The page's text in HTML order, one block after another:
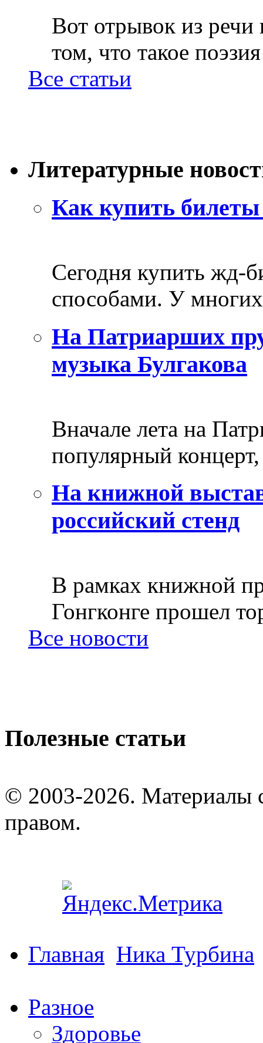
Вот отрывок из
том, что такое
Все статьи
Литературные
Как купить билеты
Сегодня купить жд-
способами. У
На Патриарших
музыка Булгакова
Вначале лета на
популярный
На книжной
российский стенд
В рамках книжной
Гонгконге прошел
Все новости
Полезные статьи
© 2003-2026. Материалы
правом.
Главная Ника Турбина
Разное
Здоровье